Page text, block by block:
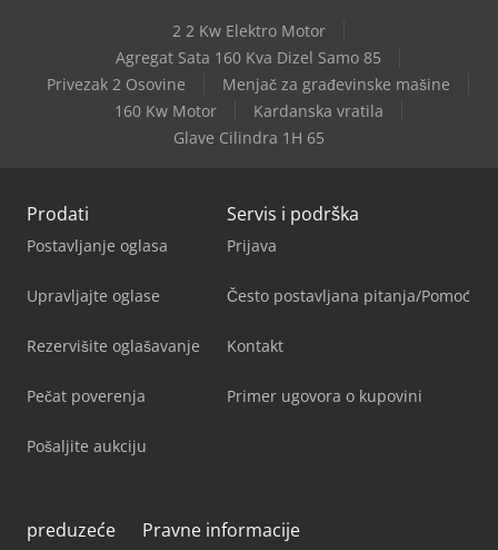
2 2 Kw Elektro Motor
Agregat Sata 160 Kva Dizel Samo 85
Privezak 2 Osovine
Menjač za građevinske mašine
160 Kw Motor
Kardanska vratila
Glave Cilindra 1H 65
Prodati
Postavljanje oglasa
Upravljajte oglase
Rezervišite oglašavanje
Pečat poverenja
Pošaljite aukciju
Servis i podrška
Prijava
Često postavljana pitanja/Pomoć
Kontakt
Primer ugovora o kupovini
preduzeće Pravne informacije